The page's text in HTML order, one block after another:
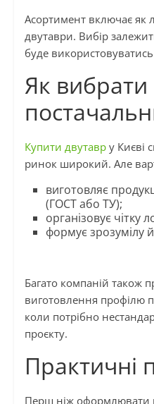
Асортимент включає як
двутаври. Вибір
буде використовуватись
Як вибрати
Купити двутавру Києві
ринок широкий. Але
виготовляє
(ГОСТ або ТУ);
організовує чітку
формує зрозумілу
Багато компаній також
виготовлення профілю
коли потрібно
проєкту.
Практичні
Перш ніж оформлювати